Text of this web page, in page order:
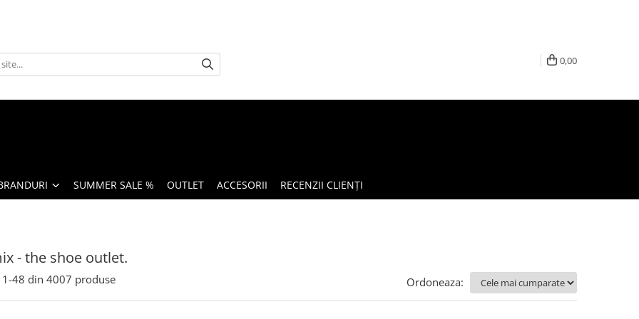
0,00
SUMMER SALE % OUTLET ACCESORII RECENZII CLIENȚI
- the shoe outlet.
1-48 din 4007 produse Ordoneaza: